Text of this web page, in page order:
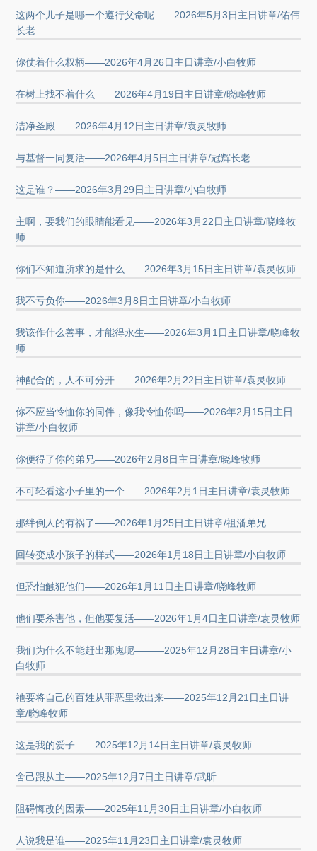
这两个儿子是哪一个遵行父命呢——2026年5月3日主日讲章/佑伟
长老
你仗着什么权柄——2026年4月26日主日讲章/小白牧师
在树上找不着什么——2026年4月19日主日讲章/晓峰牧师
洁净圣殿——2026年4月12日主日讲章/袁灵牧师
与基督一同复活——2026年4月5日主日讲章/冠辉长老
这是谁？——2026年3月29日主日讲章/小白牧师
主啊，要我们的眼睛能看见——2026年3月22日主日讲章/晓峰牧
师
你们不知道所求的是什么——2026年3月15日主日讲章/袁灵牧师
我不亏负你——2026年3月8日主日讲章/小白牧师
我该作什么善事，才能得永生——2026年3月1日主日讲章/晓峰牧
师
神配合的，人不可分开——2026年2月22日主日讲章/袁灵牧师
你不应当怜恤你的同伴，像我怜恤你吗——2026年2月15日主日
讲章/小白牧师
你便得了你的弟兄——2026年2月8日主日讲章/晓峰牧师
不可轻看这小子里的一个——2026年2月1日主日讲章/袁灵牧师
那绊倒人的有祸了——2026年1月25日主日讲章/祖潘弟兄
回转变成小孩子的样式——2026年1月18日主日讲章/小白牧师
但恐怕触犯他们——2026年1月11日主日讲章/晓峰牧师
他们要杀害他，但他要复活——2026年1月4日主日讲章/袁灵牧师
我们为什么不能赶出那鬼呢———2025年12月28日主日讲章/小
白牧师
祂要将自己的百姓从罪恶里救出来——2025年12月21日主日讲
章/晓峰牧师
这是我的爱子——2025年12月14日主日讲章/袁灵牧师
舍己跟从主——2025年12月7日主日讲章/武昕
阻碍悔改的因素——2025年11月30日主日讲章/小白牧师
人说我是谁——2025年11月23日主日讲章/袁灵牧师